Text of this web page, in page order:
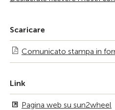
Scaricare
Comunicato stampa in
Link
Pagina web su sun2wheel